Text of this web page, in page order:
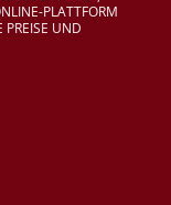
PLATTFORM
PREISE UND